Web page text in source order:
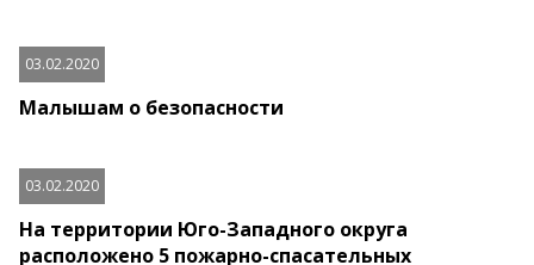
03.02.2020
Малышам о безопасности
03.02.2020
На территории Юго-Западного округа
расположено 5 пожарно-спасательных